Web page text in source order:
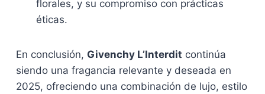
florales, y su compromiso con prácticas
éticas.
En conclusión, Givenchy L’Interdit continúa
siendo una fragancia relevante y deseada en
2025, ofreciendo una combinación de lujo, estilo